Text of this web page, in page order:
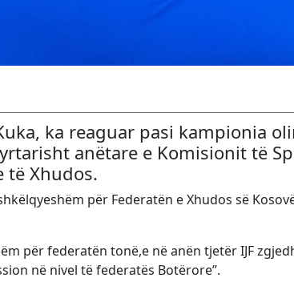
ka reaguar pasi kampionia
anëtare e Komisionit të
të Xhudos.
për Federatën e Xhudos së
për federatën tonë,e në anën tjetër IJF
në nivel të federatës Botërore”.